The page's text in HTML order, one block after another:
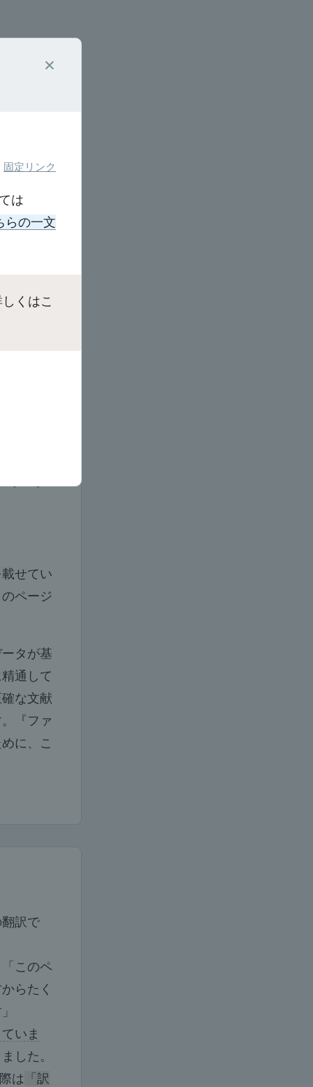
×
固定リンク
は
らの一文
くはこ
せてい
ページ
タが基
通して
な文献
『ファ
に、こ
訳で
このペ
らたく
いま
した。
は 「訳